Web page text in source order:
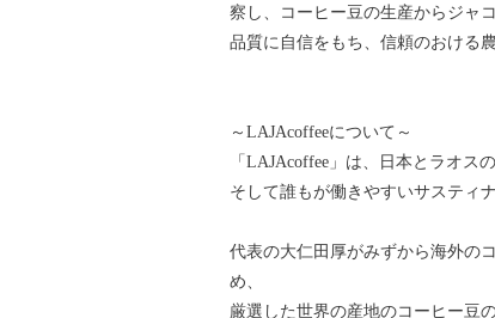
察し、コーヒー豆の生産からジャ
品質に自信をもち、信頼のおける
～LAJAcoffeeについて～
「LAJAcoffee」は、日本とラオス
そして誰もが働きやすいサスティ
代表の大仁田厚がみずから海外の
め、
厳選した世界の産地のコーヒー豆